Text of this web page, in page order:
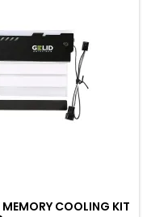
COOLING KIT